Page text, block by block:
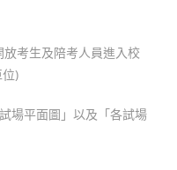
考生及陪考人員進入校
)
場平面圖」以及「各試場